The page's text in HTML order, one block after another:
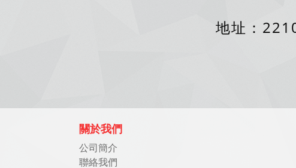
地址：
關於我們
公司簡介
聯絡我們